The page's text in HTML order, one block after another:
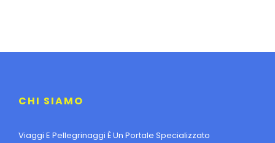
CHI SIAMO
Viaggi E Pellegrinaggi È Un Portale Specializzato